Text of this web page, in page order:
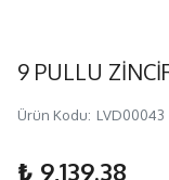
9 PULLU
Ürün Kodu: LVD00043
₺ 9,139.38